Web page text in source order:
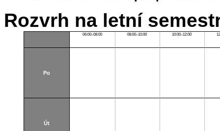
Rozvrh na letní
06:00–08:00 08:00–10:00 10:00–12:00
Po
Út